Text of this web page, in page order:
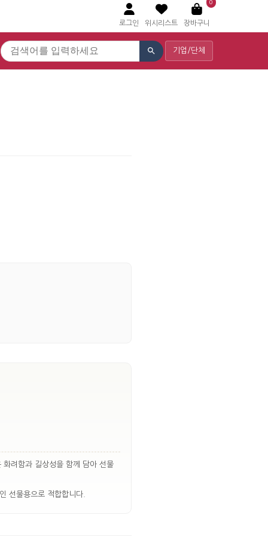
로그인 위시리스트
0
장바구니
기업/단체
려함과 길상성을 함께 담아 선물
선물용으로 적합합니다.